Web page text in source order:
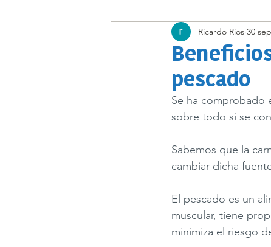
pescado
Ricardo Rios 30
Se ha comprobado
sobre todo si se
Sabemos que la
cambiar dicha
El pescado es un
muscular, tiene
minimiza el riesgo